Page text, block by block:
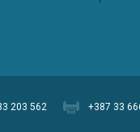
203 562 +387 33